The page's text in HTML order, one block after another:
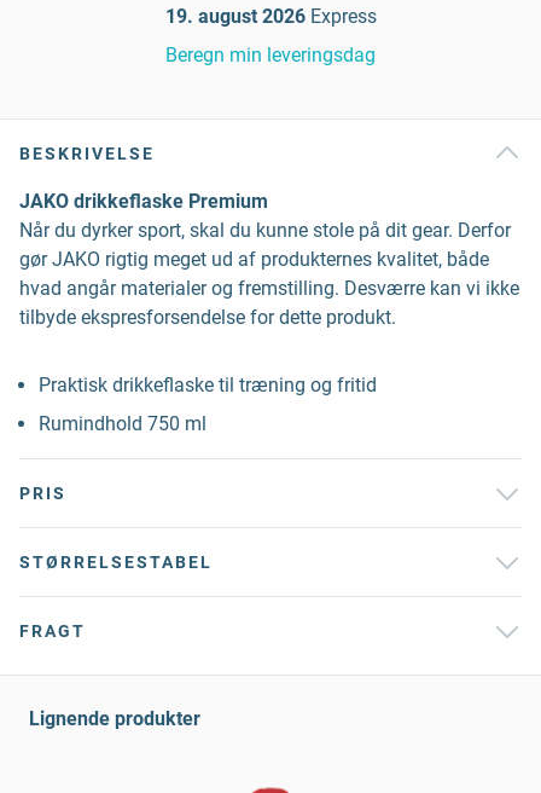
19. august 2026 Express
Beregn min leveringsdag
BESKRIVELSE
JAKO drikkeflaske Premium
Når du dyrker sport, skal du kunne stole på dit gear. Derfor
gør JAKO rigtig meget ud af produkternes kvalitet, både
hvad angår materialer og fremstilling. Desværre kan vi ikke
tilbyde ekspresforsendelse for dette produkt.
Praktisk drikkeflaske til træning og fritid
Rumindhold 750 ml
PRIS
STØRRELSESTABEL
FRAGT
Lignende produkter